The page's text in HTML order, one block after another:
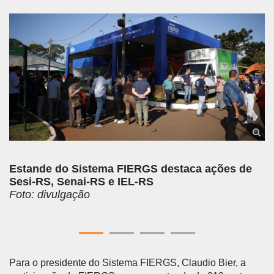
Estande do Sistema FIERGS destaca ações de
Sesi-RS, Senai-RS e IEL-RS
Foto: divulgação
Para o presidente do Sistema FIERGS, Claudio Bier, a